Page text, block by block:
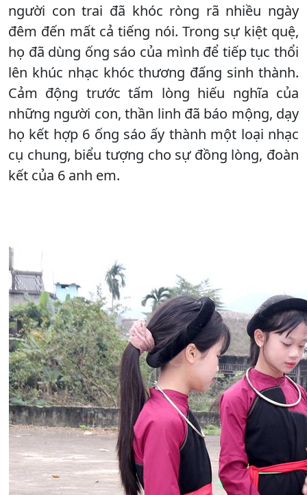
người con trai đã khóc ròng rã nhiều ngày
đêm đến mất cả tiếng nói. Trong sự kiệt quệ,
họ đã dùng ống sáo của mình để tiếp tục thổi
lên khúc nhạc khóc thương đấng sinh thành.
Cảm động trước tấm lòng hiếu nghĩa của
những người con, thần linh đã báo mộng, dạy
họ kết hợp 6 ống sáo ấy thành một loại nhạc
cụ chung, biểu tượng cho sự đồng lòng, đoàn
kết của 6 anh em.